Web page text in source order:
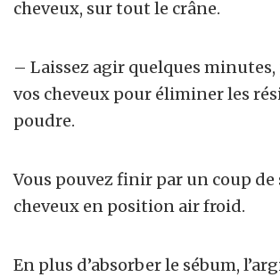
cheveux, sur tout le crâne.
– Laissez agir quelques
vos cheveux pour éliminer les
poudre.
Vous pouvez finir par un coup de
cheveux en position air froid.
En plus d’absorber le sébum,